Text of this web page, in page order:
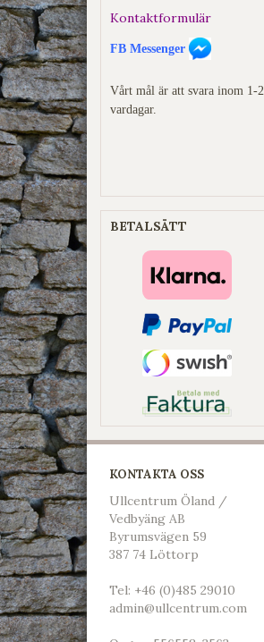
Kontaktformulär
FB Messenger
Vårt mål är att svara inom 1-2
vardagar.
BETALSÄTT
KONTAKTA OSS
Ullcentrum Öland /
Vedbyäng AB
Byrumsvägen 59
387 74 Löttorp
Tel: +46 (0)485 29010
admin@ullcentrum.com